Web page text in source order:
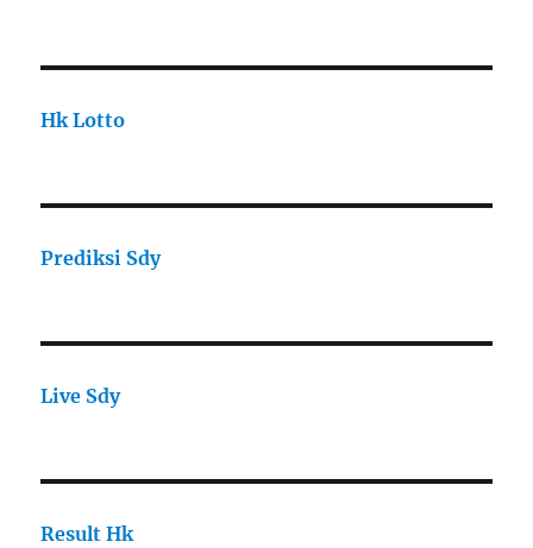
Hk Lotto
Prediksi Sdy
Live Sdy
Result Hk